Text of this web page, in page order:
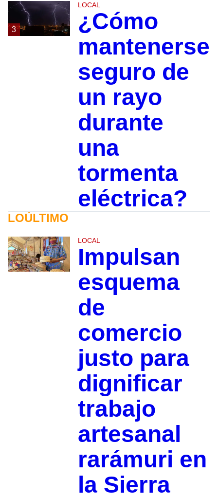
3
LOCAL
¿Cómo
mantenerse
seguro de
un rayo
durante
una
tormenta
eléctrica?
LOÚLTIMO
LOCAL
Impulsan
esquema
de
comercio
justo para
dignificar
trabajo
artesanal
rarámuri en
la Sierra